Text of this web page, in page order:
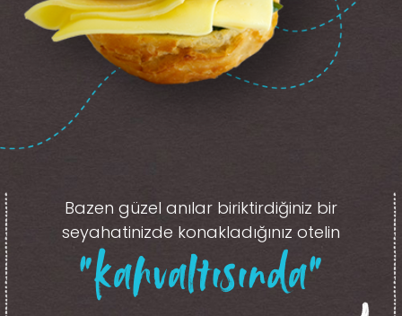
Bazen güzel anılar biriktirdiğiniz bir
seyahatinizde konakladığınız otelin
“kahvaltısında”